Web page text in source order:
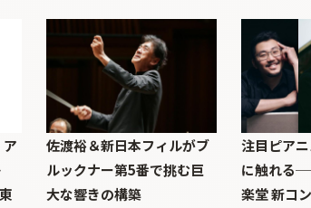
ア
佐渡裕＆新日本フィルがブ
ルックナー第5番で挑む巨
大な響きの構築
注目ピア
に触れる
楽堂 新コ